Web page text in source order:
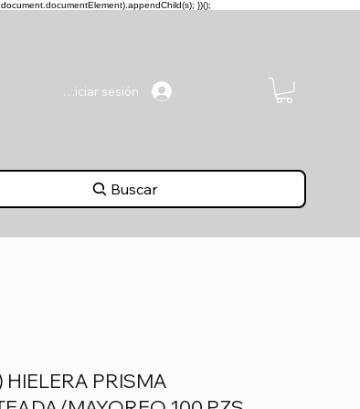
})();
Buscar
Iniciar sesión
HIELERA PRISMA